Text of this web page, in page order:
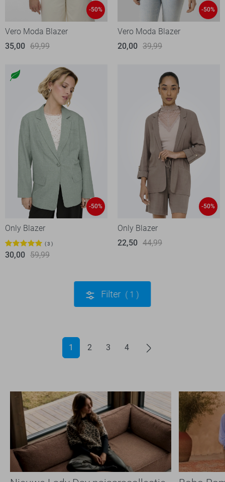
-50%
Vero Moda Blazer
35,00 69,99
-50%
Vero Moda Blazer
20,00 39,99
-50%
Only Blazer
3
30,00 59,99
-50%
Only Blazer
22,50 44,99
Filter 1
1 2 3 4